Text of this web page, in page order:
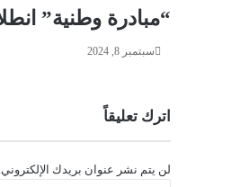
“مبادرة وطنية”
سبتمبر 8, 2024
اترك تعليقاً
لن يتم نشر عنوان بريدك الإلكتروني.